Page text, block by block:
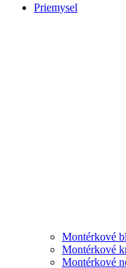
Priemysel
Montérkové
Montérkové
Montérkové